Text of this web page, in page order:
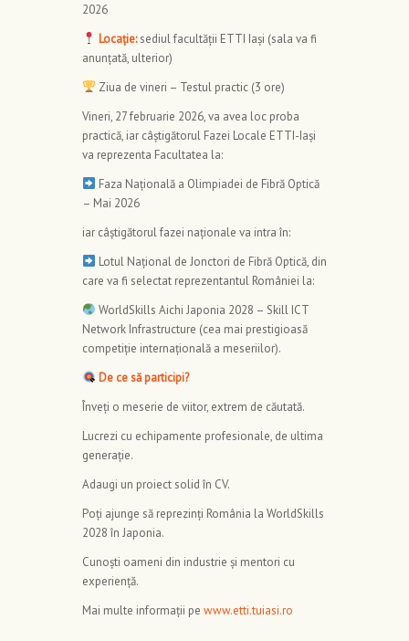
2026
Locație:sediul facultății ETTI Iași (sala va fi
anunțată, ulterior)
Ziua de vineri – Testul practic (3 ore)
Vineri, 27 februarie 2026, va avea loc proba
practică, iar câștigătorul Fazei Locale ETTI-Iași
va reprezenta Facultatea la:
Faza Națională a Olimpiadei de Fibră Optică
– Mai 2026
iar câștigătorul fazei naționale va intra în:
Lotul Național de Jonctori de Fibră Optică, din
care va fi selectat reprezentantul României la:
WorldSkills Aichi Japonia 2028 – Skill ICT
Network Infrastructure (cea mai prestigioasă
competiție internațională a meseriilor).
De ce să participi?
Înveți o meserie de viitor, extrem de căutată.
Lucrezi cu echipamente profesionale, de ultima
generație.
Adaugi un proiect solid în CV.
Poți ajunge să reprezinți România la WorldSkills
2028 în Japonia.
Cunoști oameni din industrie și mentori cu
experiență.
Mai multe informații pe www.etti.tuiasi.ro